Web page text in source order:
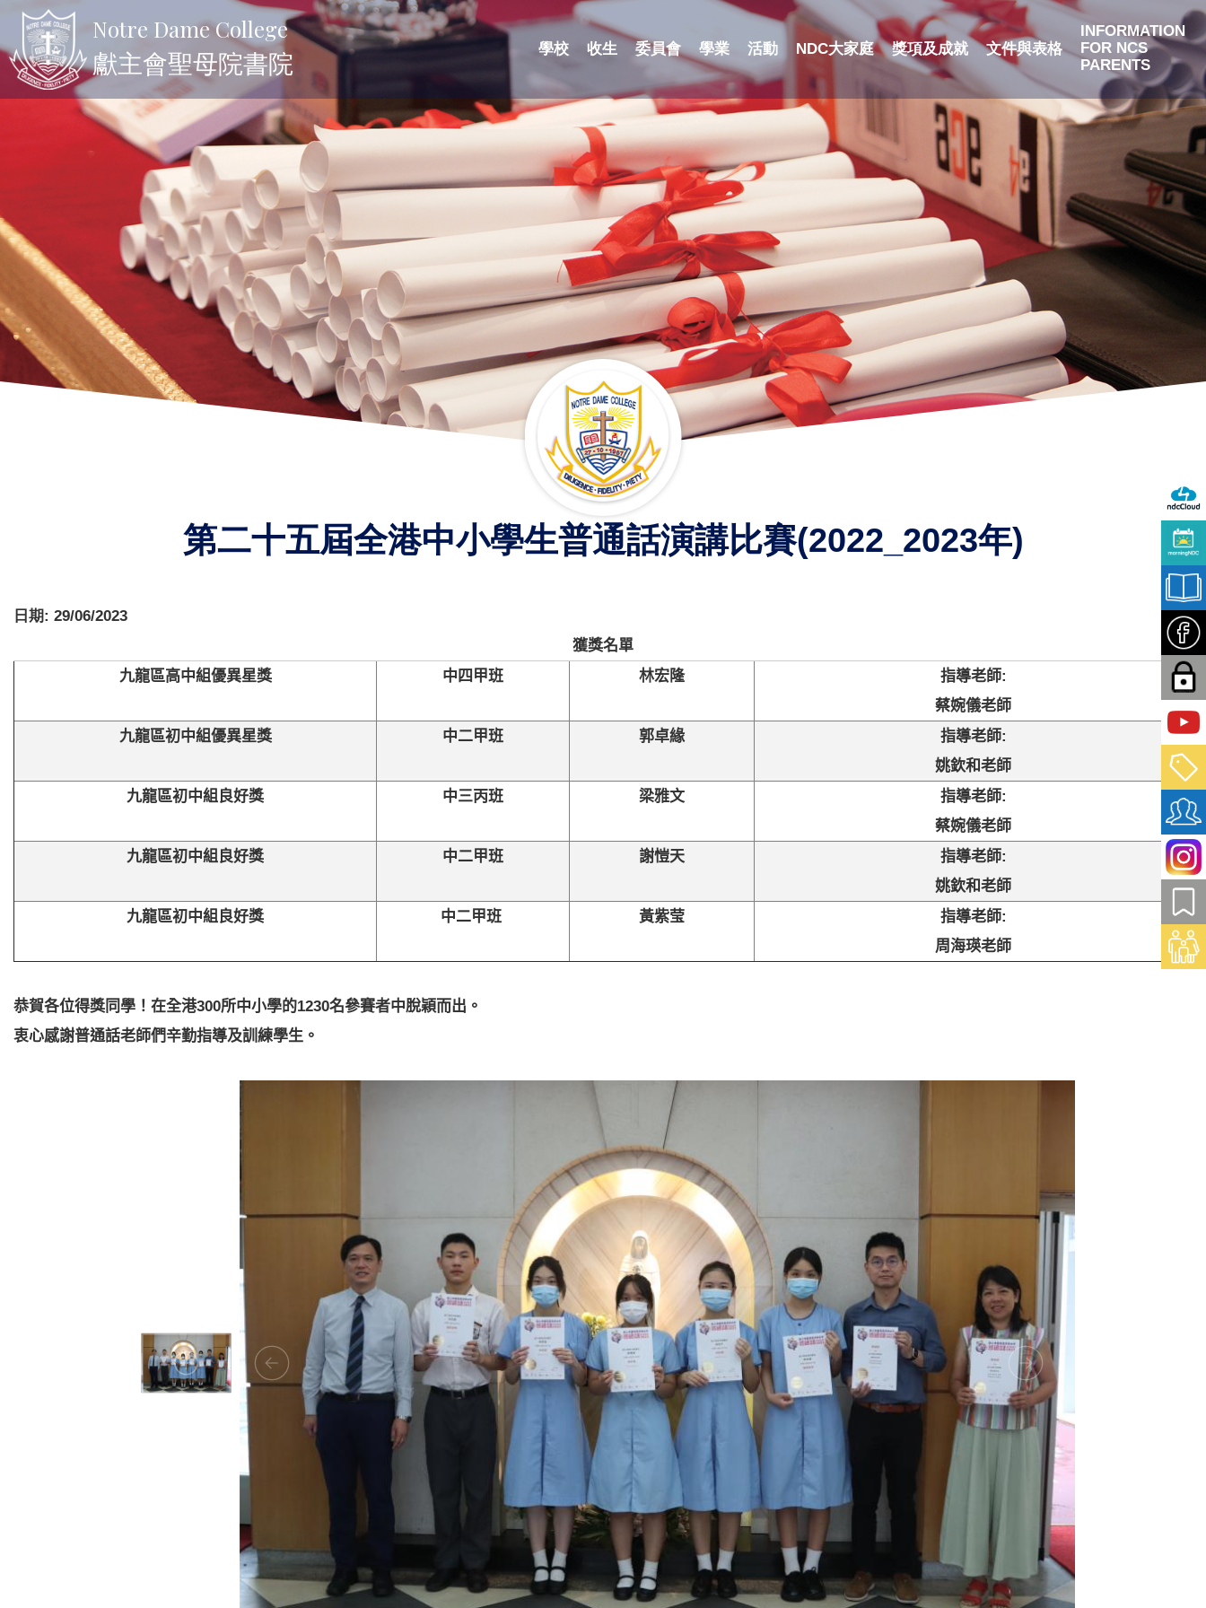
Notre Dame College
獻主會聖母院書院
學校 收生 委員會 學業 活動 NDC大家庭 獎項及成就 文件與表格
INFORMATION
FOR NCS
PARENTS
第二十五屆全港中小學生普通話演講比賽(2022_2023年)
日期: 29/06/2023
獲獎名單
九龍區高中組優異星獎
中四甲班 林宏隆 指導老師:
蔡婉儀老師
九龍區初中組優異星獎
中二甲班 郭卓緣 指導老師:
姚欽和老師
九龍區初中組良好獎
中三丙班 梁雅文 指導老師:
蔡婉儀老師
九龍區初中組良好獎
中二甲班 謝愷天 指導老師:
姚欽和老師
九龍區初中組良好獎
中二甲班 黃紫莹 指導老師:
周海瑛老師
恭賀各位得獎同學！在全港300所中小學的1230名參賽者中脫穎而出。
衷心感謝普通話老師們辛勤指導及訓練學生。